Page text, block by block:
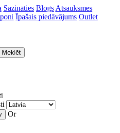
Sazināties Blogs Atsauksmes
Īpašais piedāvājums Outlet
Meklēt
Or